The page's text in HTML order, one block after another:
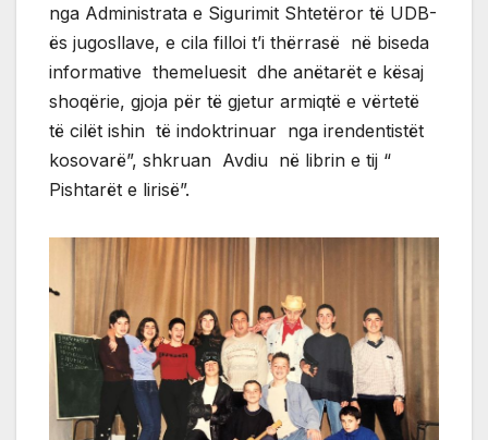
nga Administrata e Sigurimit Shtetëror të UDB-
ës jugosllave, e cila filloi t’i thërrasë në biseda
informative themeluesit dhe anëtarët e kësaj
shoqërie, gjoja për të gjetur armiqtë e vërtetë
të cilët ishin të indoktrinuar nga irendentistët
kosovarë”, shkruan Avdiu në librin e tij “
Pishtarët e lirisë”.